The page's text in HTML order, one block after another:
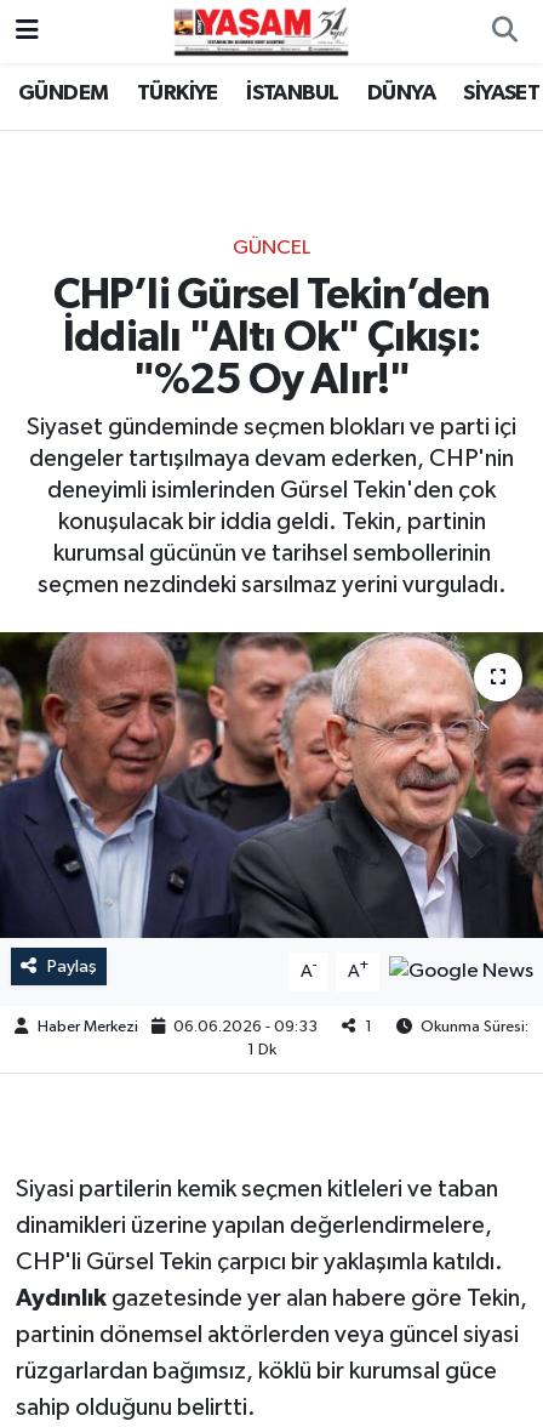
GÜNDEM TÜRKİYE İSTANBUL DÜNYA SİYASET
GÜNCEL
CHP’li Gürsel Tekin’den
İddialı "Altı Ok" Çıkışı:
"%25 Oy Alır!"
Siyaset gündeminde seçmen blokları ve parti içi
dengeler tartışılmaya devam ederken, CHP'nin
deneyimli isimlerinden Gürsel Tekin'den çok
konuşulacak bir iddia geldi. Tekin, partinin
kurumsal gücünün ve tarihsel sembollerinin
seçmen nezdindeki sarsılmaz yerini vurguladı.
Paylaş A- A+
Haber Merkezi 06.06.2026 - 09:33
Okunma Süresi:
1 Dk
Siyasi partilerin kemik seçmen kitleleri ve taban
dinamikleri üzerine yapılan değerlendirmelere,
CHP'li Gürsel Tekin çarpıcı bir yaklaşımla katıldı.
Aydınlıkgazetesinde yer alan habere göre Tekin,
partinin dönemsel aktörlerden veya güncel siyasi
rüzgarlardan bağımsız, köklü bir kurumsal güce
sahip olduğunu belirtti.